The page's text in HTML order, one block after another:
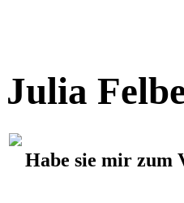
Julia
Habe sie mir zum